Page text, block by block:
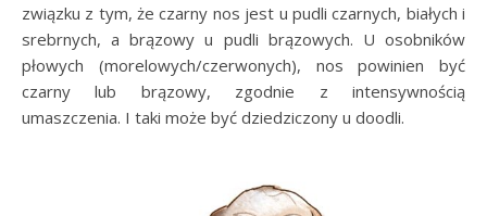
związku z tym, że czarny nos jest u pudli czarnych, białych i
srebrnych, a brązowy u pudli brązowych. U osobników
płowych (morelowych/czerwonych), nos powinien być
czarny lub brązowy, zgodnie z intensywnością
umaszczenia. I taki może być dziedziczony u doodli.